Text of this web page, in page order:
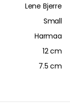
Lene Bjerre
Small
Harmaa
12 cm
7.5 cm